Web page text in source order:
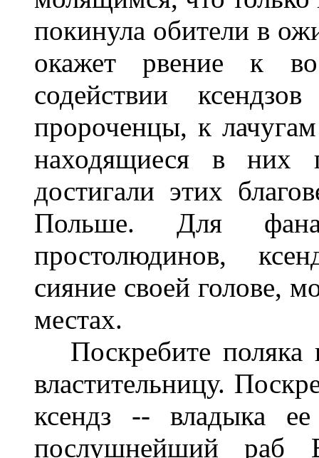
покинула обители в
окажет рвение к
содействии
пророченцы, к
находящиеся в них
достигали этих
Польше. Для
простолюдинов,
сияние своей голове,
местах.
Поскребите поляка
властительницу.
ксендз -- владыка
послушнейший раб